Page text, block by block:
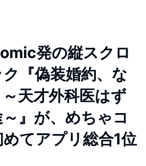
発の縦スクロ
『偽装婚約、な
天才外科医はず
』が、めちゃコ
てアプリ総合1位